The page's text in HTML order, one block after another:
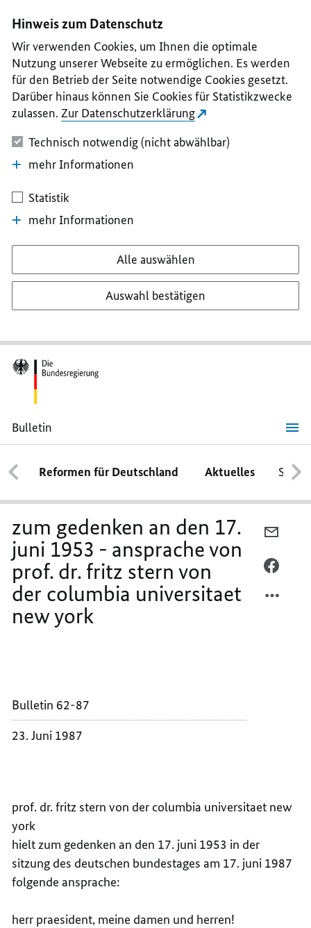
II
III
IV
V
Hinweis zum Datenschutz
Wir verwenden Cookies, um Ihnen die optimale
Nutzung unserer Webseite zu ermöglichen. Es werden
für den Betrieb der Seite notwendige Cookies gesetzt.
Darüber hinaus können Sie Cookies für Statistikzwecke
zulassen. Zur Datenschutzerklärung
Technisch notwendig (nicht abwählbar)
mehr Informationen
Statistik
mehr Informationen
Alle auswählen
Auswahl bestätigen
Bulletin
zum
gedenken
an
den
17.
juni
ansprache
von
prof.
dr.
fritz
stern
von
der
columbia
Reformen für Deutschland Aktuelles
zum gedenken an den 17.
juni 1953 - ansprache von
prof. dr. fritz stern von
der columbia universitaet
new york
Bulletin 62-87
23. Juni 1987
STERN
FRITZ
DER
prof. dr. fritz stern von der columbia universitaet new
york
hielt zum gedenken an den 17. juni 1953 in der
sitzung des deutschen bundestages am 17. juni 1987
folgende ansprache:
herr praesident, meine damen und herren!